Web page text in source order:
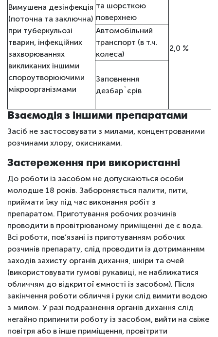
Вимушена дезінфекція
(поточна та заключна)
при туберкульозі
тварин, інфекційних
захворюваннях
викликаних іншими
спороутворюючими
мікроорганізмами
та шорсткою
поверхнею
2,0 %
Автомобільний
транспорт (в т.ч.
колеса)
Заповнення
дезбар`єрів
Взаємодія з іншими препаратами
Засіб не застосовувати з милами, концентрованими
розчинами хлору, окисниками.
Застереження при використанні
До роботи із засобом не допускаються особи
молодше 18 років. Забороняється палити, пити,
приймати їжу під час виконання робіт з
препаратом. Приготування робочих розчинів
проводити в провітрюваному приміщенні де є вода.
Всі роботи, пов’язані із приготуванням робочих
розчинів препарату, слід проводити із дотриманням
заходів захисту органів дихання, шкіри та очей
(використовувати гумові рукавиці, не наближатися
обличчям до відкритої ємності із засобом). Після
закінчення роботи обличчя і руки слід вимити водою
з милом. У разі подразнення органів дихання слід
негайно припинити роботу із засобом, вийти на свіже
повітря або в інше приміщення, провітрити